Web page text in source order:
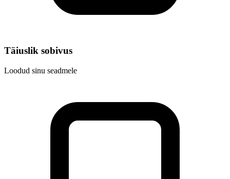
Täiuslik sobivus
Loodud sinu seadmele